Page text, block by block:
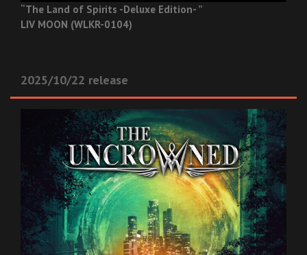
“The Land of Spirits -Deluxe Edition- ”
LIV MOON (WLKR-0104)
2025/10/22 release